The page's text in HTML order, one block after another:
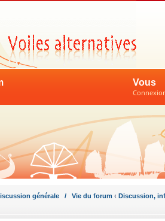
Vous
générale / Vie du forum ‹ Discussion,